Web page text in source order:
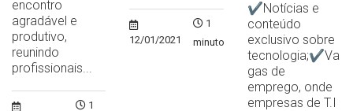
encontro
agradável e
produtivo,
reunindo
profissionais...
1
12/01/2021
1
minuto
✔Notícias e
conteúdo
exclusivo sobre
tecnologia;✔Va
gas de
emprego, onde
empresas de T.I